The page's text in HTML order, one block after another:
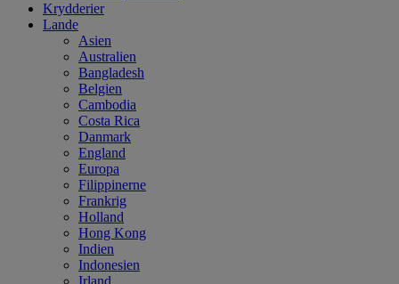
Krydderier
Lande
Asien
Australien
Bangladesh
Belgien
Cambodia
Costa Rica
Danmark
England
Europa
Filippinerne
Frankrig
Holland
Hong Kong
Indien
Indonesien
Irland